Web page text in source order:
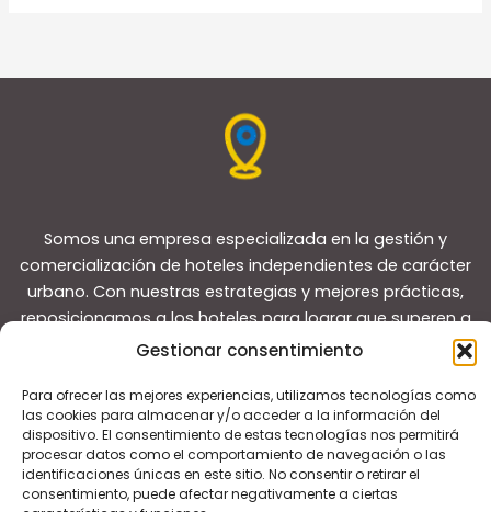
Gestionar consentimiento
Para ofrecer las mejores experiencias, utilizamos tecnologías como
las cookies para almacenar y/o acceder a la información del
dispositivo. El consentimiento de estas tecnologías nos permitirá
procesar datos como el comportamiento de navegación o las
identificaciones únicas en este sitio. No consentir o retirar el
consentimiento, puede afectar negativamente a ciertas
Somos una empresa especializada en la gestión y
comercialización de hoteles independientes de carácter
urbano. Con nuestras estrategias y mejores prácticas,
reposicionamos a los hoteles para lograr que superen a
sus competidores y convertirlos en líderes del mercado